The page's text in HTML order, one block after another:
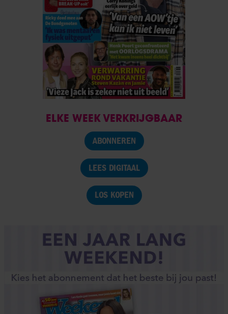
ELKE WEEK VERKRIJGBAAR
ABONNEREN
LEES DIGITAAL
LOS KOPEN